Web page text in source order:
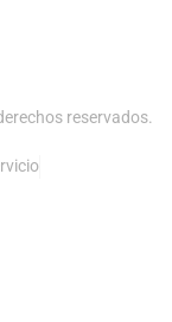
reservados.